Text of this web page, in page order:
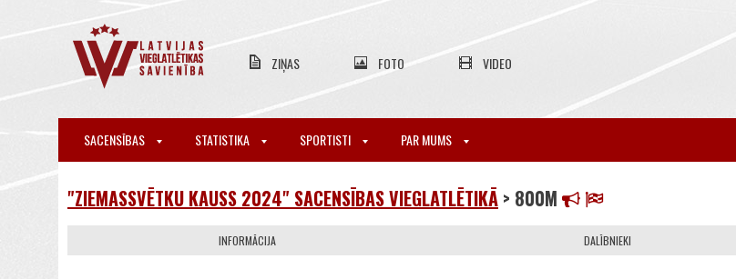
ZIŅAS FOTO VIDEO
SACENSĪBAS STATISTIKA SPORTISTI PAR MUMS
"ZIEMASSVĒTKU KAUSS 2024" SACENSĪBAS VIEGLATLĒTIKĀ > 800M
INFORMĀCIJA DALĪBNIEKI